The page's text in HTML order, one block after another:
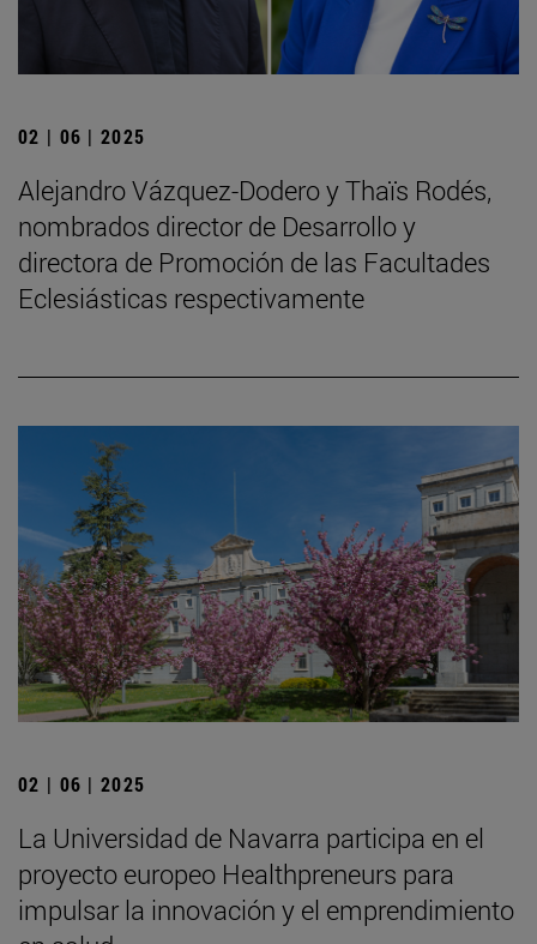
02 | 06 | 2025
Alejandro Vázquez-Dodero y Thaïs Rodés,
nombrados director de Desarrollo y
directora de Promoción de las Facultades
Eclesiásticas respectivamente
02 | 06 | 2025
La Universidad de Navarra participa en el
proyecto europeo Healthpreneurs para
impulsar la innovación y el emprendimiento